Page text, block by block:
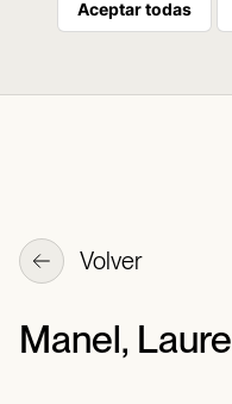
Aceptar todas
Volver
Manel, Laure